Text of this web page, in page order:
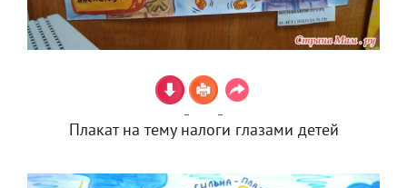
Плакат на тему налоги глазами детей